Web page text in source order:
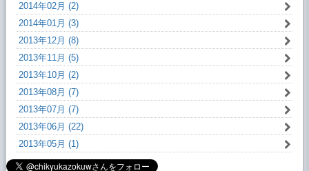
2014年02月 (2)
2014年01月 (3)
2013年12月 (8)
2013年11月 (5)
2013年10月 (2)
2013年08月 (7)
2013年07月 (7)
2013年06月 (22)
2013年05月 (1)